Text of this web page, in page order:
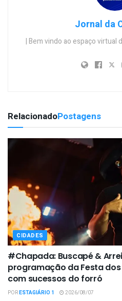
Jornal da
| Bem vindo ao espaço virtual
RelacionadoPostagens
CIDADES
#Chapada: Buscapé &
programação da Festa
com sucessos do forró
PORESTAGIÁRIO 1 2026/08/07